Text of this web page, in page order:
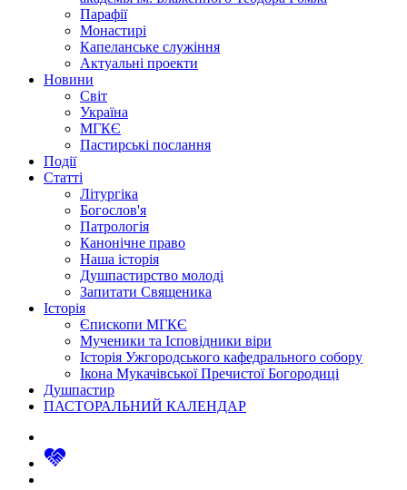
Парафії
Монастирі
Капеланське служіння
Актуальні проекти
Новини
Світ
Україна
МГКЄ
Пастирські послання
Події
Статті
Літургіка
Богослов'я
Патрологія
Канонічне право
Наша історія
Душпастирство молоді
Запитати Священика
Історія
Єпископи МГКЄ
Мученики та Ісповідники віри
Історія Ужгородського кафедрального собору
Ікона Мукачівської Пречистої Богородиці
Душпастир
ПАСТОРАЛЬНИЙ КАЛЕНДАР